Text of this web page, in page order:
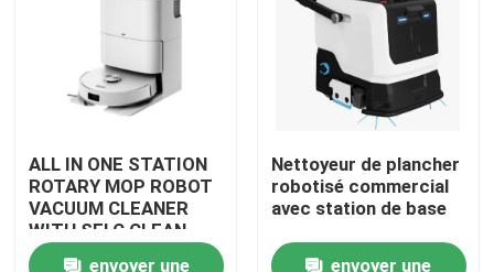
aspirateur de robot
Laveur de vitres de robot
ALL IN ONE STATION
ROTARY MOP ROBOT
VACUUM CLEANER
WITH SELC CLEAN
MOP
envoyer une
Nettoyeur de plancher
robotisé commercial
avec station de base
envoyer une